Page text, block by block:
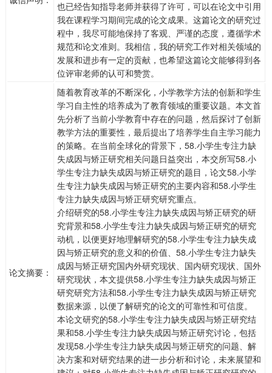
也已经告知指导老师并获得了许可，可以在论文中引用
我在课程学习期间完成的论文成果。这篇论文的研究过
程中，我尽可能地保持了客观、严谨的态度，遵循学术
规范和论文准则。我相信，我的研究工作对相关领域的
发展和进步有一定的贡献，也希望这篇论文能够得到各
位评审老师的认可和赞赏。
论文摘要：
随着教育改革的不断深化，小学教学方法的创新和学生
学习自主性的培养成为了教育领域的重要议题。本文首
先分析了当前小学教育中存在的问题，然后探讨了创新
教学方法的重要性，最后提出了培养学生自主学习能力
的策略。在当前全球化的背景下，58.小学生专注力缺
失成因与矫正研究相关问题日益突出，本交所写58.小
学生专注力缺失成因与矫正研究的题目，论文58.小学
生专注力缺失成因与矫正研究的主要内容和58.小学生
专注力缺失成因与矫正研究研究重点。
介绍研究的58.小学生专注力缺失成因与矫正研究的研
究背景和58.小学生专注力缺失成因与矫正研究的研究
动机，以便更好地理解研究的58.小学生专注力缺失成
因与矫正研究的意义和的价值、58.小学生专注力缺失
成因与矫正研究国内外研究现状、国内研究现状、国外
研究现状，本文提供58.小学生专注力缺失成因与矫正
研究研究方法和58.小学生专注力缺失成因与矫正研究
数据来源，以便了解研究的论文的可靠性和可信度。
本论文研究的58.小学生专注力缺失成因与矫正研究结
果和58.小学生专注力缺失成因与矫正研究讨论，包括
发现58.小学生专注力缺失成因与矫正研究的问题、解
决方案和对研究结果的进一步分析和讨论，未来展望和